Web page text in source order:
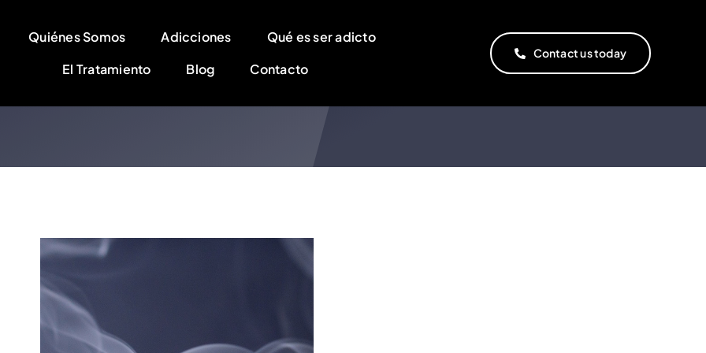
Quiénes Somos Adicciones
Qué es ser adicto
El Tratamiento
Blog Contacto
Contact us today
Noticias